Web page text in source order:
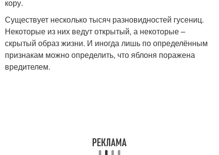
кору.
Существует несколько тысяч разновидностей гусениц.
Некоторые из них ведут открытый, а некоторые –
скрытый образ жизни. И иногда лишь по определённым
признакам можно определить, что яблоня поражена
вредителем.